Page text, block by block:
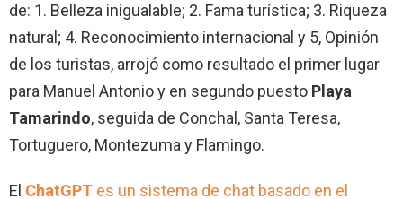
de: 1. Belleza inigualable; 2. Fama turística; 3. Riqueza
natural; 4. Reconocimiento internacional y 5, Opinión
de los turistas, arrojó como resultado el primer lugar
para Manuel Antonio y en segundo puesto Playa
Tamarindo, seguida de Conchal, Santa Teresa,
Tortuguero, Montezuma y Flamingo.
El ChatGPT es un sistema de chat basado en el